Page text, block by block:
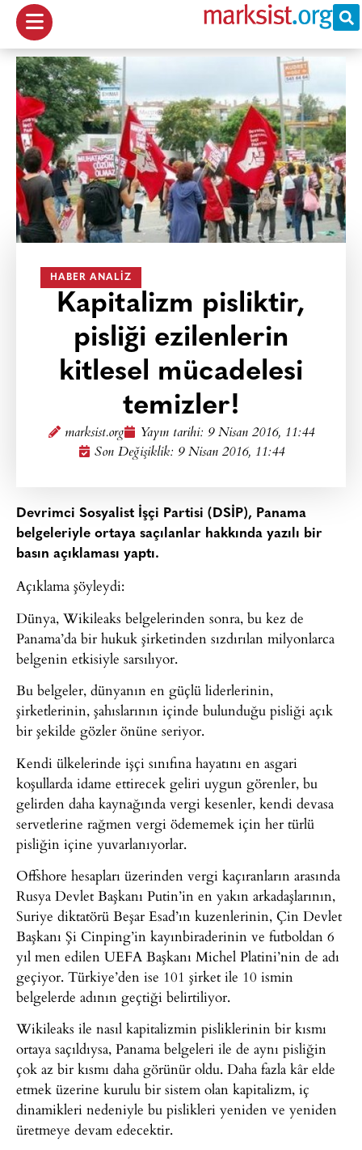
HABER ANALIZ
Kapitalizm pisliktir,
pisliği ezilenlerin
kitlesel mücadelesi
temizler!
marksist.org Yayın tarihi: 9 Nisan 2016, 11:44
Son Değişiklik: 9 Nisan 2016, 11:44
Devrimci Sosyalist İşçi Partisi (DSİP), Panama
belgeleriyle ortaya saçılanlar hakkında yazılı bir
basın açıklaması yaptı.
Açıklama şöyleydi:
Dünya, Wikileaks belgelerinden sonra, bu kez de
Panama’da bir hukuk şirketinden sızdırılan milyonlarca
belgenin etkisiyle sarsılıyor.
Bu belgeler, dünyanın en güçlü liderlerinin,
şirketlerinin, şahıslarının içinde bulunduğu pisliği açık
bir şekilde gözler önüne seriyor.
Kendi ülkelerinde işçi sınıfına hayatını en asgari
koşullarda idame ettirecek geliri uygun görenler, bu
gelirden daha kaynağında vergi kesenler, kendi devasa
servetlerine rağmen vergi ödememek için her türlü
pisliğin içine yuvarlanıyorlar.
Offshore hesapları üzerinden vergi kaçıranların arasında
Rusya Devlet Başkanı Putin’in en yakın arkadaşlarının,
Suriye diktatörü Beşar Esad’ın kuzenlerinin, Çin Devlet
Başkanı Şi Cinping’in kayınbiraderinin ve futboldan 6
yıl men edilen UEFA Başkanı Michel Platini’nin de adı
geçiyor. Türkiye’den ise 101 şirket ile 10 ismin
belgelerde adının geçtiği belirtiliyor.
Wikileaks ile nasıl kapitalizmin pisliklerinin bir kısmı
ortaya saçıldıysa, Panama belgeleri ile de aynı pisliğin
çok az bir kısmı daha görünür oldu. Daha fazla kâr elde
etmek üzerine kurulu bir sistem olan kapitalizm, iç
dinamikleri nedeniyle bu pislikleri yeniden ve yeniden
üretmeye devam edecektir.